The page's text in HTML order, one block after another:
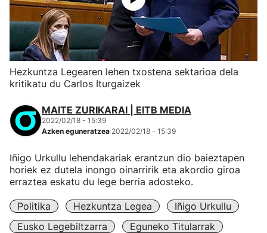
Hezkuntza Legearen lehen txostena sektarioa dela
kritikatu du Carlos Iturgaizek
MAITE ZURIKARAI | EITB MEDIA
2022/02/18 - 15:39
Azken eguneratzea 2022/02/18 - 15:39
Iñigo Urkullu lehendakariak erantzun dio baieztapen
horiek ez dutela inongo oinarririk eta akordio giroa
erraztea eskatu du lege berria adosteko.
Politika Hezkuntza Legea
Iñigo Urkullu
Eusko Legebiltzarra
Eguneko Titularrak